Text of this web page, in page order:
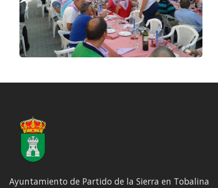
Ayuntamiento de Partido de la Sierra en Tobalina